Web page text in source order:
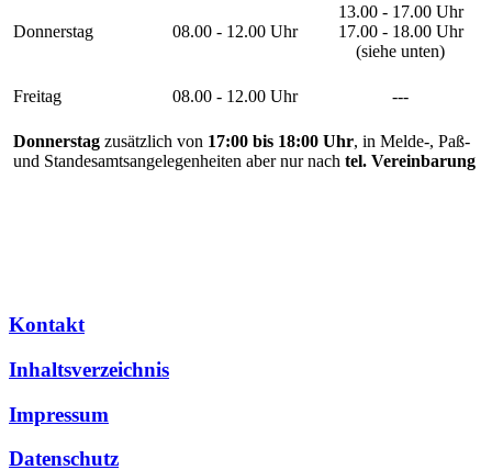
Donnerstag 08.00 - 12.00 Uhr
13.00 - 17.00 Uhr
17.00 - 18.00 Uhr
(siehe unten)
Freitag 08.00 - 12.00 Uhr ---
Donnerstag zusätzlich von 17:00 bis 18:00 Uhr, in Melde-, Paß-
und Standesamtsangelegenheiten aber nur nach tel. Vereinbarung
Kontakt
Inhaltsverzeichnis
Impressum
Datenschutz